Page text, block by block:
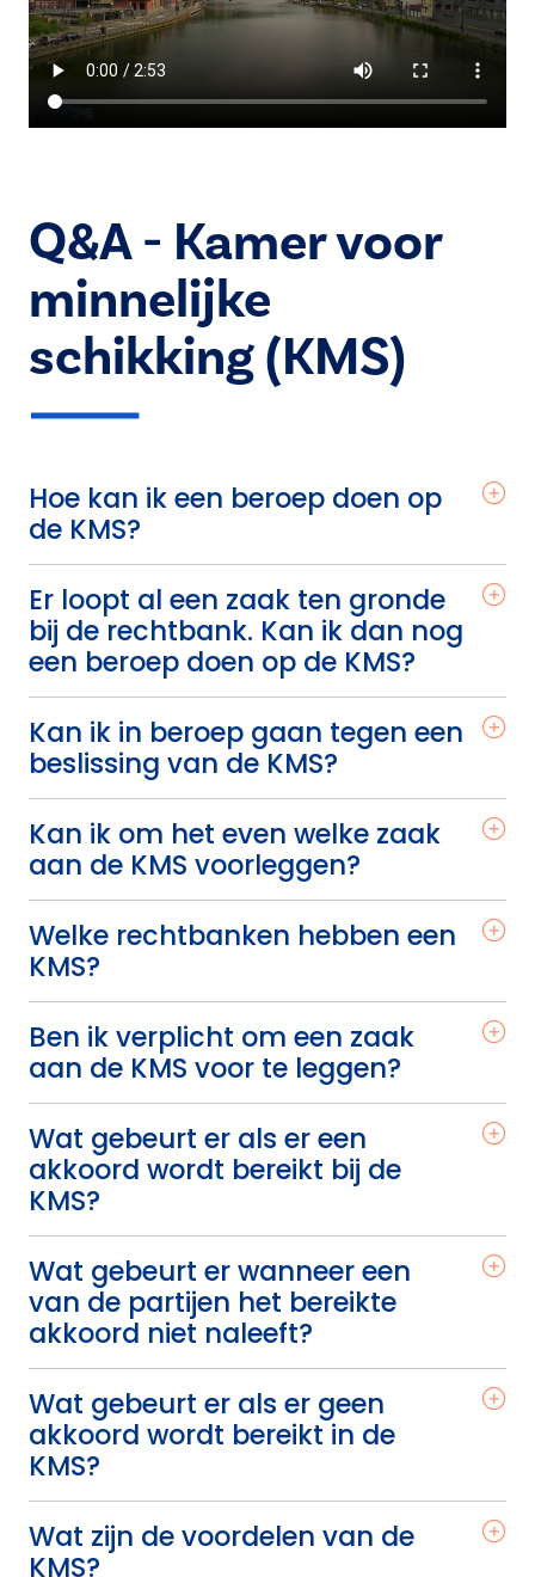
Q&A - Kamer voor
minnelijke
schikking (KMS)
Hoe kan ik een beroep doen op
de KMS?
Er loopt al een zaak ten gronde
bij de rechtbank. Kan ik dan nog
een beroep doen op de KMS?
Kan ik in beroep gaan tegen een
beslissing van de KMS?
Kan ik om het even welke zaak
aan de KMS voorleggen?
Welke rechtbanken hebben een
KMS?
Ben ik verplicht om een zaak
aan de KMS voor te leggen?
Wat gebeurt er als er een
akkoord wordt bereikt bij de
KMS?
Wat gebeurt er wanneer een
van de partijen het bereikte
akkoord niet naleeft?
Wat gebeurt er als er geen
akkoord wordt bereikt in de
KMS?
Wat zijn de voordelen van de
KMS?